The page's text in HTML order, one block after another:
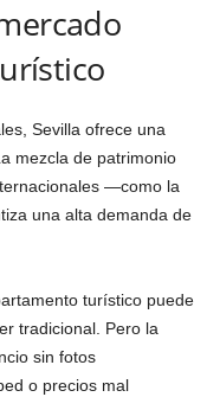
Sevilla ofrece una
mezcla de patrimonio
—como la
una alta demanda de
turístico puede
tradicional. Pero la
sin fotos
o precios mal